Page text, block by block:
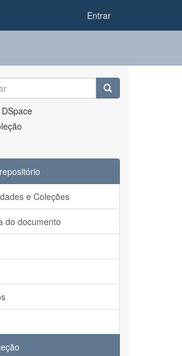
Entrar
e Coleções
do documento